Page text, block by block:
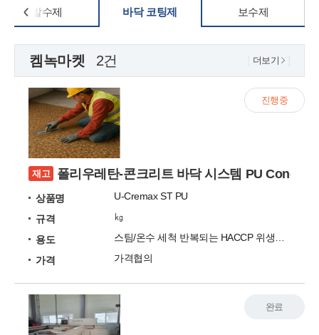
발수제 바닥 코팅제 보수제
켐녹마켓 2건 더보기
재고 폴리우레탄-콘크리트 바닥 시스템 PU Concret
상품명
U-Cremax ST PU
규격
㎏
용도
가격
가격협의
진행중
완료